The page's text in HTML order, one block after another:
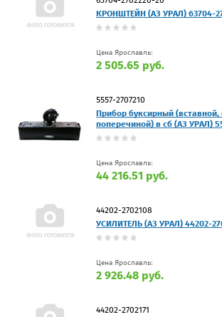
КРОНШТЕЙН (АЗ УРАЛ) 63704-
Цена Ярославль:
2 505.65 руб.
5557-2707210
Прибор буксирный (вставной,
поперечиной) в сб (АЗ УРАЛ)
Цена Ярославль:
44 216.51 руб.
44202-2702108
УСИЛИТЕЛЬ (АЗ УРАЛ) 44202-
Цена Ярославль:
2 926.48 руб.
44202-2702171